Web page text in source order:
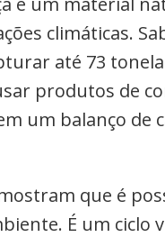
climáticas.
até 73
produtos de
um balanço de
que é
É um ciclo